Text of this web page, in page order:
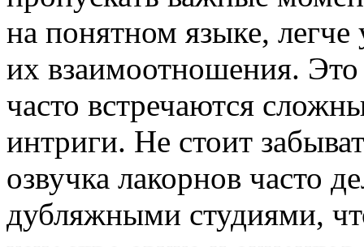
на понятном языке, легче
их взаимоотношения.
часто встречаются
интриги. Не стоит
озвучка лакорнов часто
дубляжными студиями,